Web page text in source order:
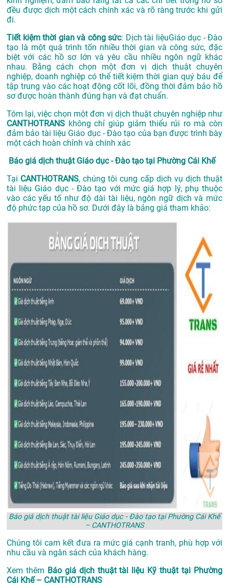
đều được dịch một cách chính xác và rõ ràng trước khi gửi
đi.
Tiết kiệm thời gian và công sức: Dịch tài liệuGiáo dục - Đào
tạo là một quá trình tốn nhiều thời gian và công sức, đặc
biệt với các hồ sơ lớn và yêu cầu nhiều ngôn ngữ khác
nhau. Bằng cách chọn một đơn vị dịch thuật chuyên
nghiệp, doanh nghiệp có thể tiết kiệm thời gian quý báu để
tập trung vào các hoạt động cốt lõi, đồng thời đảm bảo hồ
sơ được hoàn thành đúng hạn và đạt chuẩn.
Tóm lại, việc chọn một đơn vị dịch thuật chuyên nghiệp như
CANTHOTRANS không chỉ giúp giảm thiểu rủi ro mà còn
đảm bảo tài liệu Giáo dục - Đào tạo của bạn được trình bày
một cách hoàn chỉnh và chính xác
Báo giá dịch thuật Giáo dục - Đào tạo tại Phường Cái Khế
Tại CANTHOTRANS, chúng tôi cung cấp dịch vụ dịch thuật
tài liệu Giáo dục - Đào tạo với mức giá hợp lý, phụ thuộc
vào các yếu tố như độ dài tài liệu, ngôn ngữ dịch và mức
độ phức tạp của hồ sơ. Dưới đây là bảng giá tham khảo:
Báo giá dịch thuật tài liệu Giáo dục - Đào tạo tại Phường Cái Khế
– CANTHOTRANS
Chúng tôi cam kết đưa ra mức giá cạnh tranh, phù hợp với
nhu cầu và ngân sách của khách hàng.
Xem thêm Báo giá dịch thuật tài liệu Kỹ thuật tại Phường
Cái Khế – CANTHOTRANS